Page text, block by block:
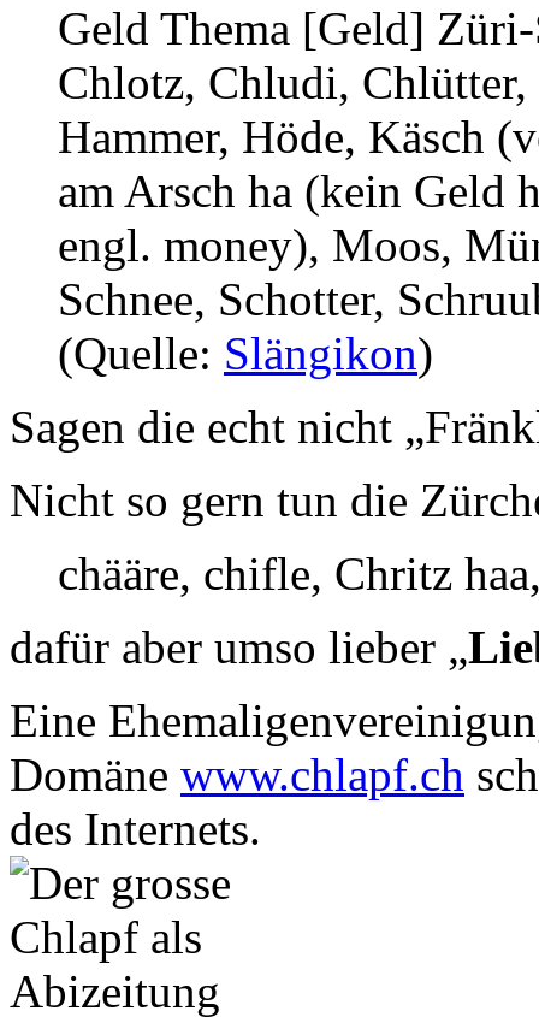
Geld Thema [Geld]
Chlotz, Chludi,
Hammer, Höde, Käsch
am Arsch ha (kein Geld
engl. money), Moos,
Schnee, Schotter,
(Quelle: Slängikon)
Sagen die echt nicht
Nicht so gern tun die
chääre, chifle, Chritz
dafür aber umso lieber „
Eine
Domäne www.chlapf.ch
des Internets.